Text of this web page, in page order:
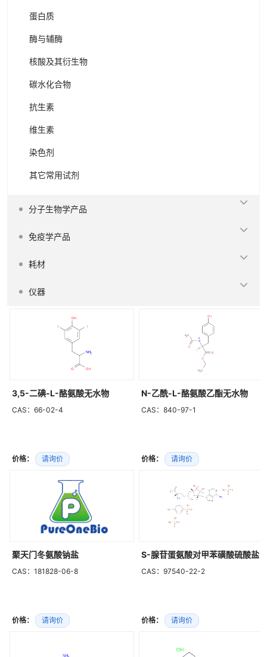
蛋白质
酶与辅酶
核酸及其衍生物
碳水化合物
抗生素
维生素
染色剂
其它常用试剂
分子生物学产品
免疫学产品
耗材
仪器
3,5-二碘-L-酪氨酸无水物
CAS：66-02-4
价格： 请询价
N-乙酰-L-酪氨酸乙酯无水物
CAS：840-97-1
价格： 请询价
聚天门冬氨酸钠盐
CAS：181828-06-8
价格： 请询价
S-腺苷蛋氨酸对甲苯磺酸硫酸盐
CAS：97540-22-2
价格： 请询价